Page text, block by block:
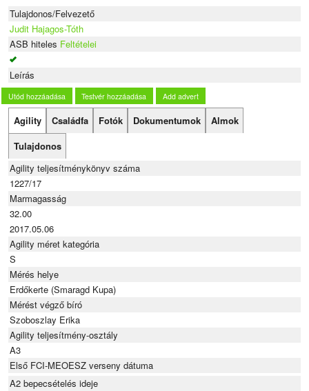
Tulajdonos/Felvezető
Judit Hajagos-Tóth
ASB hiteles Feltételei
Leírás
Utód hozzáadása Testvér hozzáadása Add advert
Agility Családfa Fotók Dokumentumok
Almok
Tulajdonos
Agility teljesítménykönyv száma
1227/17
Marmagasság
32.00
2017.05.06
Agility méret kategória
S
Mérés helye
Erdőkerte (Smaragd Kupa)
Mérést végző bíró
Szoboszlay Erika
Agility teljesítmény-osztály
A3
Első FCI-MEOESZ verseny dátuma
A2 bepecsételés ideje